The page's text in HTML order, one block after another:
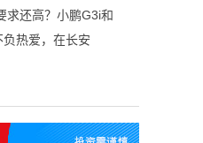
求还高？小鹏G3i和
热爱，在长安